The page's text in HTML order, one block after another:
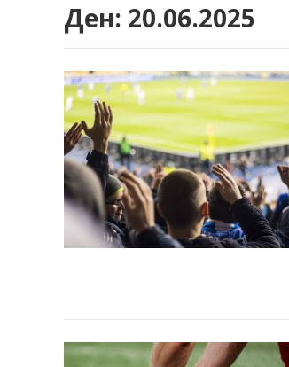
Ден: 20.06.2025